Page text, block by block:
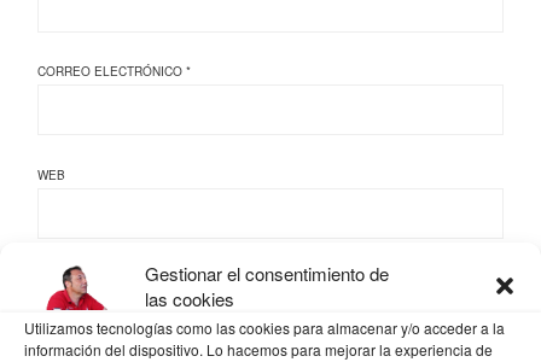
Gestionar el consentimiento de
las cookies
Utilizamos tecnologías como las cookies para almacenar y/o acceder a la
información del dispositivo. Lo hacemos para mejorar la experiencia de
CORREO ELECTRÓNICO*
WEB
GUARDA MI NOMBRE, CORREO ELECTRÓNICO Y WEB EN ESTE NAVEGADOR
PARA LA PRÓXIMA VEZ QUE COMENTE.